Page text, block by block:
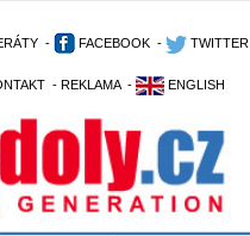
- FACEBOOK - TWITTER
- REKLAMA - ENGLISH